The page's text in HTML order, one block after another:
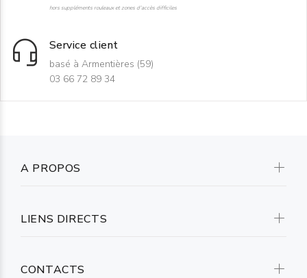
hors suppléments rouleaux et zones d'accès difficiles
Service client
basé à Armentières (59)
03 66 72 89 34
A PROPOS
LIENS DIRECTS
CONTACTS